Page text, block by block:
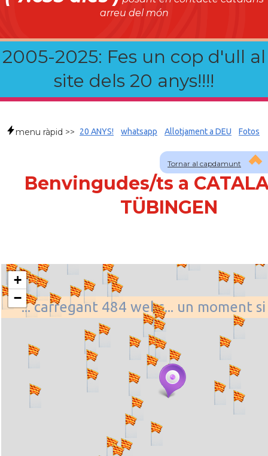
arreu del món
2005-2025: Fes un cop d'ull al
site dels 20 anys!!!!
Tornar al capdamunt
menu ràpid >> 20 ANYS! whatsapp Allotjament a DEU Fotos
Benvingudes/ts a
TÜBINGEN
... carregant 484 webs... un moment
+
−